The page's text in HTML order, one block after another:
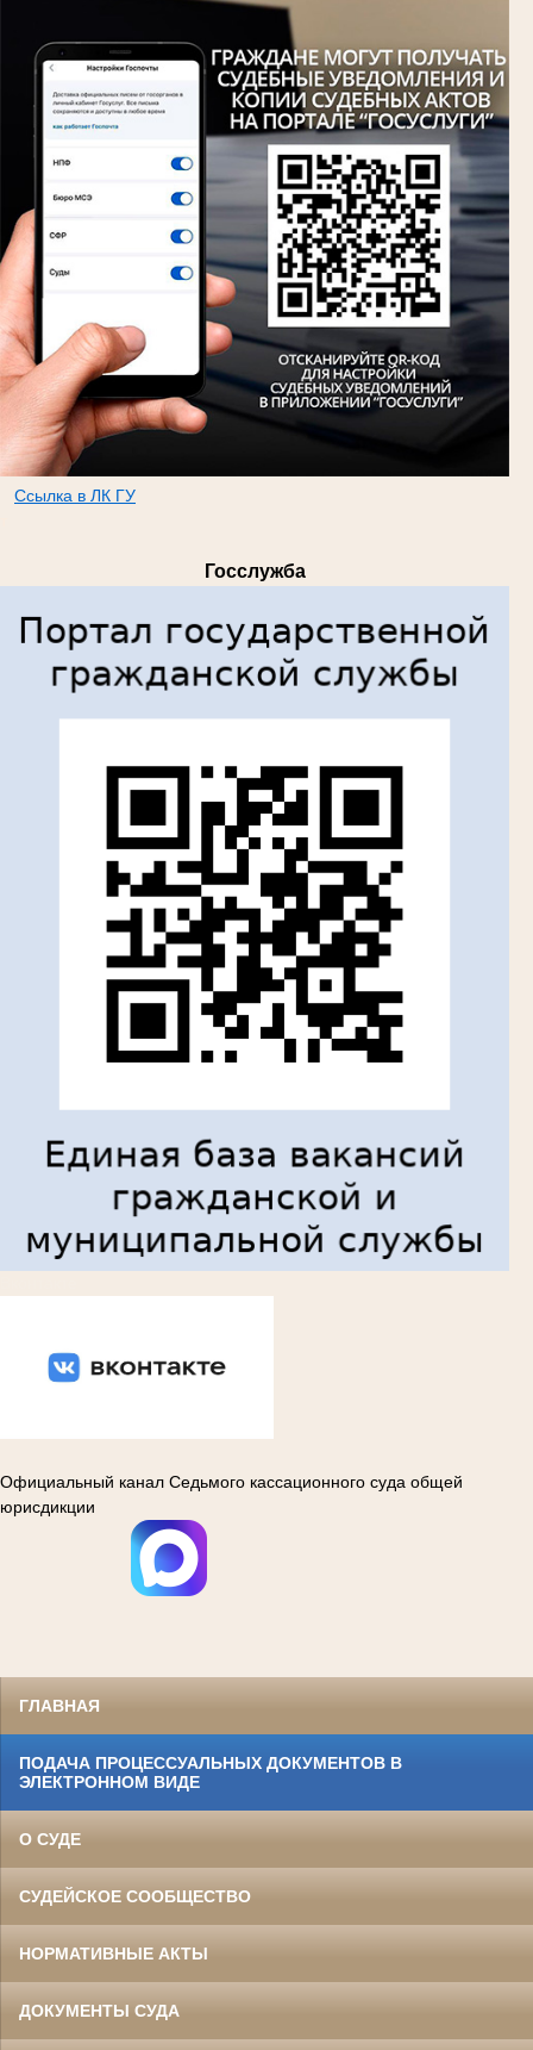
Ссылка в ЛК ГУ
Госслужба
Официальный канал Седьмого кассационного суда общей
юрисдикции
ГЛАВНАЯ
ПОДАЧА ПРОЦЕССУАЛЬНЫХ ДОКУМЕНТОВ В
ЭЛЕКТРОННОМ ВИДЕ
О СУДЕ
СУДЕЙСКОЕ СООБЩЕСТВО
НОРМАТИВНЫЕ АКТЫ
ДОКУМЕНТЫ СУДА